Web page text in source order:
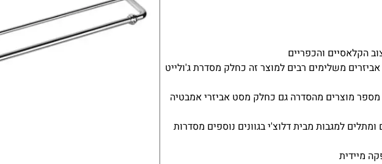
הקלאסיים והכפריים
אביזרים משלימים רבים למוצר זה כחלק מסדרת ג'ולייט
מספר מוצרים מהסדרה גם כחלק מסט אביזרי אמבטיה
למגבות מבית דלוצ'י בגוונים נוספים מסדרות
מיידית